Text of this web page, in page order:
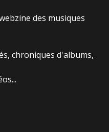
des musiques
chroniques d'albums,